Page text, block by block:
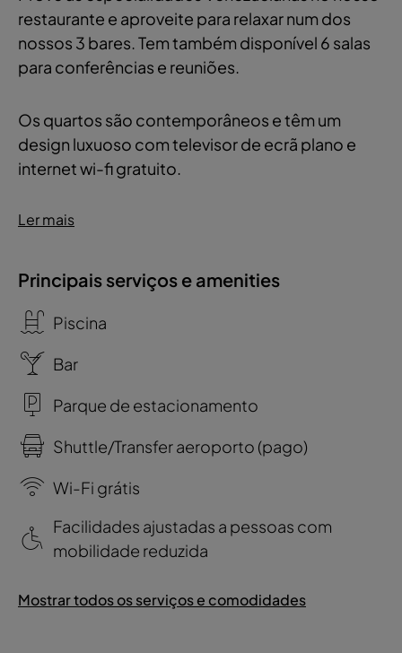
restaurante e aproveite para relaxar num dos
nossos 3 bares. Tem também disponível 6 salas
para conferências e reuniões.
Os quartos são contemporâneos e têm um
design luxuoso com televisor de ecrã plano e
internet wi-fi gratuito.
Ler mais
Principais serviços e amenities
Piscina
Bar
Parque de estacionamento
Shuttle/Transfer aeroporto (pago)
Wi-Fi grátis
Facilidades ajustadas a pessoas com
mobilidade reduzida
Mostrar todos os serviços e comodidades